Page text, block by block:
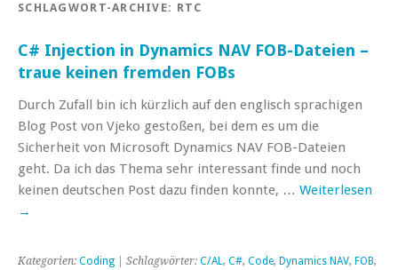
SCHLAGWORT-ARCHIVE: RTC
C# Injection in Dynamics NAV FOB-Dateien –
traue keinen fremden FOBs
Durch Zufall bin ich kürzlich auf den englisch sprachigen
Blog Post von Vjeko gestoßen, bei dem es um die
Sicherheit von Microsoft Dynamics NAV FOB-Dateien
geht. Da ich das Thema sehr interessant finde und noch
keinen deutschen Post dazu finden konnte, … Weiterlesen
→
Kategorien: Coding | Schlagwörter: C/AL, C#, Code, Dynamics NAV, FOB,